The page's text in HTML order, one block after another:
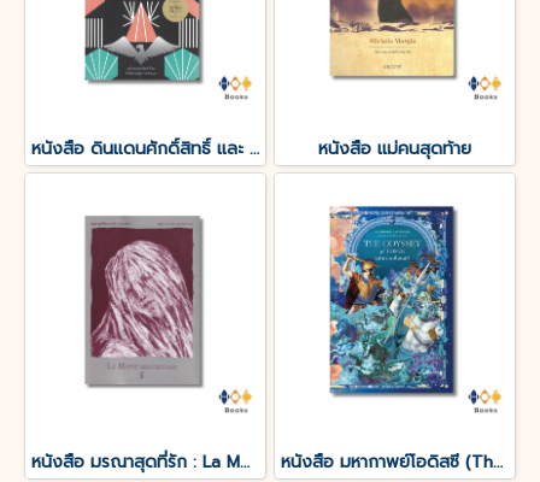
หนังสือ ดินแดนศักดิ์สิทธิ์ และ ยิ้มแห่งนิรันดร์ หนังสือ แม่คนสุดท้าย
หนังสือ มรณาสุดที่รัก : La Morte amoureuse หนังสือ มหากาพย์โอดิสซี (The Odyssey of Homer)